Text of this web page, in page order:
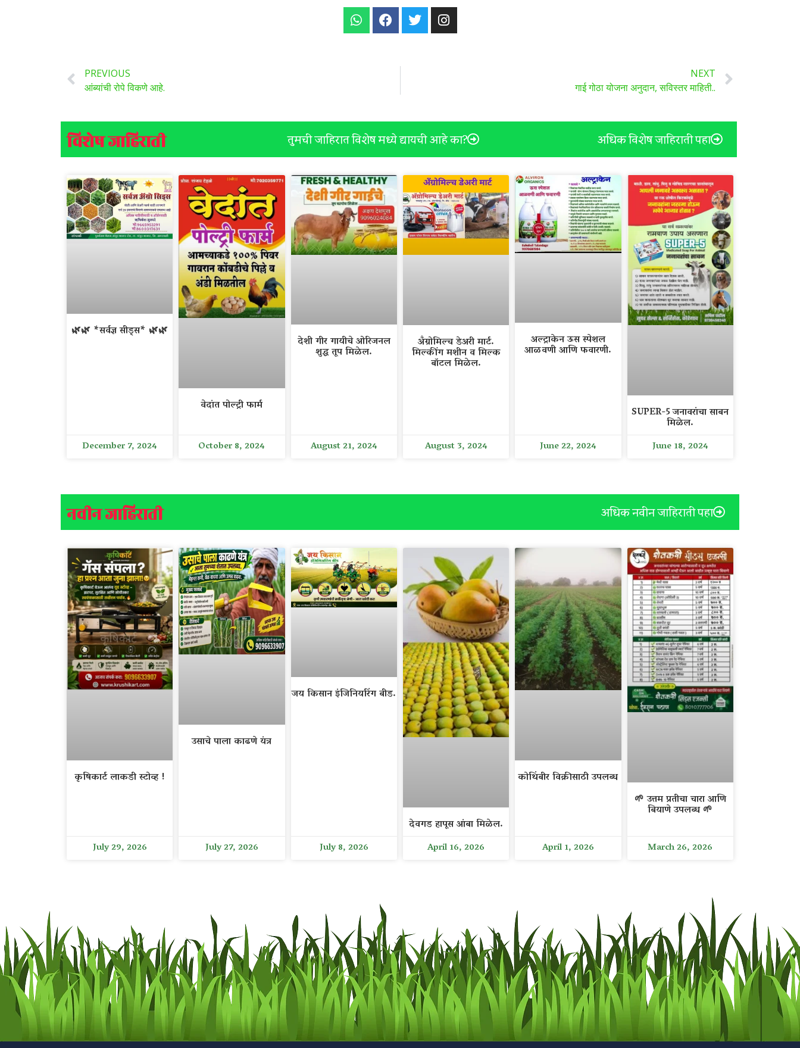
PREVIOUS
आंब्यांची रोपे विकणे आहे.
NEXT
गाई गोठा योजना अनुदान, सविस्तर माहिती..
विशेष जाहिराती तुमची जाहिरात विशेष मध्ये द्यायची आहे का? अधिक विशेष जाहिराती पहा
🌿🌿 *सर्वज्ञ सीड्स* 🌿🌿
December 7, 2024
वेदांत पोल्ट्री फार्म
October 8, 2024
देशी गीर गायीचे ओरिजनल
शुद्ध तूप मिळेल.
August 21, 2024
अँग्रोमिल्च डेअरी मार्ट.
मिल्कींग मशीन व मिल्क
बॉटल मिळेल.
August 3, 2024
अल्ट्राकेन ऊस स्पेशल
आळवणी आणि फवारणी.
June 22, 2024
SUPER-5 जनावरांचा साबन
मिळेल.
June 18, 2024
नवीन जाहिराती अधिक नवीन जाहिराती पहा
कृषिकार्ट लाकडी स्टोव्ह !
July 29, 2026
उसाचे पाला काढणे यंत्र
July 27, 2026
जय किसान इंजिनियरिंग बीड.
July 8, 2026
देवगड हापूस आंबा मिळेल.
April 16, 2026
कोथिंबीर विक्रीसाठी उपलब्ध
April 1, 2026
🌱 उत्तम प्रतीचा चारा आणि
बियाणे उपलब्ध 🌱
March 26, 2026